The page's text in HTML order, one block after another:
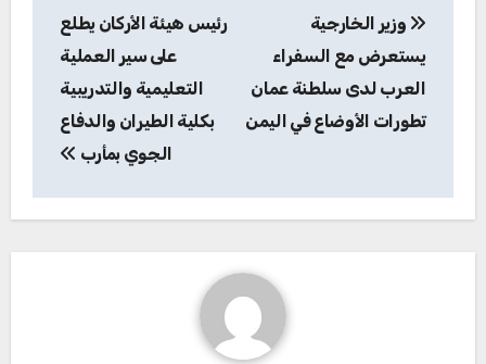
المقالات
وزير الخارجية
يستعرض مع السفراء
العرب لدى سلطنة عمان
تطورات الأوضاع في اليمن
رئيس هيئة الأركان يطلع
على سير العملية
التعليمية والتدريبية
بكلية الطيران والدفاع
الجوي بمأرب